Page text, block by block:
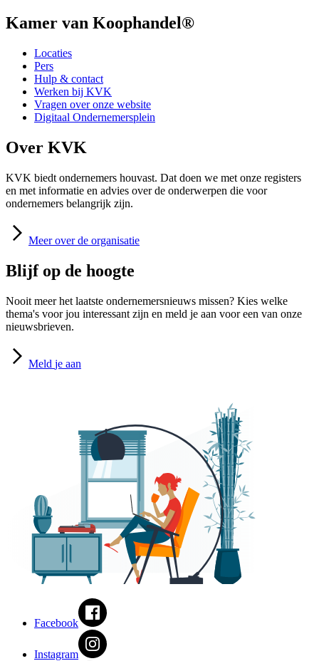
Kamer van Koophandel®
Locaties
Pers
Hulp & contact
Werken bij KVK
Vragen over onze website
Digitaal Ondernemersplein
Over KVK
KVK biedt ondernemers houvast. Dat doen we met onze registers
en met informatie en advies over de onderwerpen die voor
ondernemers belangrijk zijn.
Meer over de organisatie
Blijf op de hoogte
Nooit meer het laatste ondernemersnieuws missen? Kies welke
thema's voor jou interessant zijn en meld je aan voor een van onze
nieuwsbrieven.
Meld je aan
Facebook
Instagram